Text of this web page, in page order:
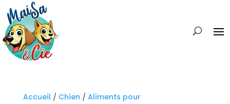
Accueil/ Chien / Aliments pour